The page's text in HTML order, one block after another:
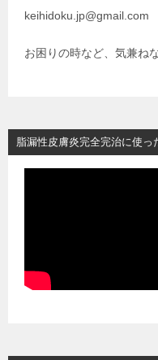
keihidoku.jp@gmail.com
お困りの時など、気兼ね
脂漏性皮膚炎完全完治に使っ